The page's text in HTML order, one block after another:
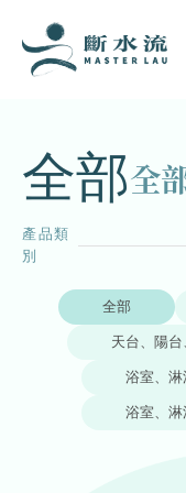
全部全
產品類
別
全部
天台、陽
浴室、
浴室、